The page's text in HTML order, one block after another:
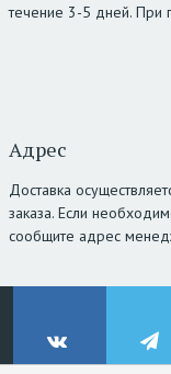
течение 3-5 дней. При
Адрес
Доставка
заказа. Если
сообщите адрес